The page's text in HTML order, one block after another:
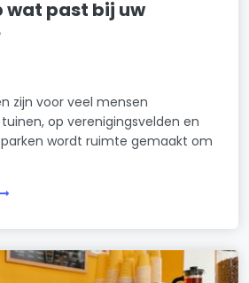
wat past bij uw
zijn voor veel mensen
op verenigingsvelden en
wordt ruimte gemaakt om